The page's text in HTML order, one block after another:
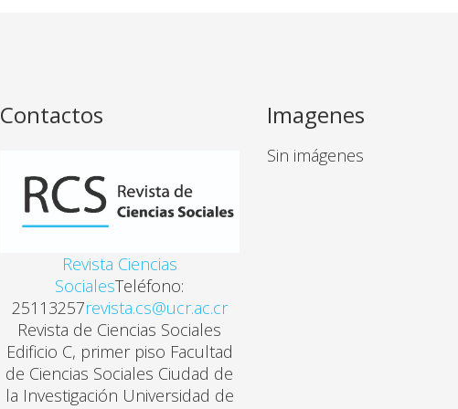
Contactos
Revista Ciencias
SocialesTeléfono:
25113257revista.cs@ucr.ac.cr
Revista de Ciencias Sociales
Edificio C, primer piso Facultad
de Ciencias Sociales Ciudad de
la Investigación Universidad de
Imagenes
Sin imágenes